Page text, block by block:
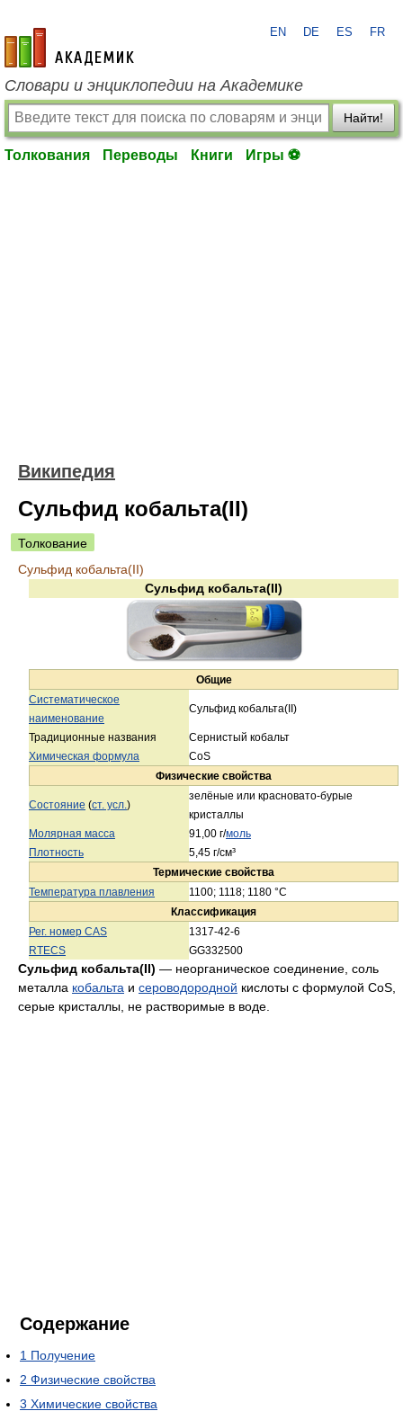
academic.ru
EN DE ES FR
Словари и энциклопедии на Академике
Найти!
Толкования Переводы Книги Игры ⚽
Википедия
Сульфид кобальта(II)
Толкование
Сульфид кобальта(II)
Сульфид кобальта(II)
Общие
Систематическое
наименование
Сульфид кобальта(II)
Традиционные названия
Сернистый кобальт
Химическая формула
CoS
Физические свойства
Состояние (ст. усл. )
зелёные или красновато-бурые
кристаллы
Молярная масса
91,00 г/моль
Плотность
5,45 г/см³
Термические свойства
Температура плавления
1100; 1118; 1180 °C
Классификация
Рег. номер CAS
1317-42-6
RTECS
GG332500
Сульфид кобальта(II) — неорганическое соединение, соль
металла кобальта и сероводородной кислоты с формулой CoS,
серые кристаллы, не растворимые в воде.
Содержание
1 Получение
2 Физические свойства
3 Химические свойства